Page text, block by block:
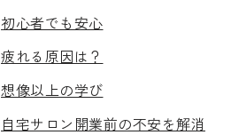
初心者でも安心
疲れる原因は？
想像以上の学び
自宅サロン開業前の不安を解消